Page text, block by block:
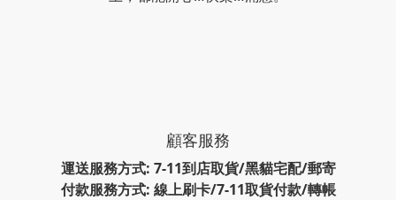
顧客服務
運送服務方式: 7-11到店取貨/黑貓宅配/郵寄
付款服務方式: 線上刷卡/7-11取貨付款/轉帳